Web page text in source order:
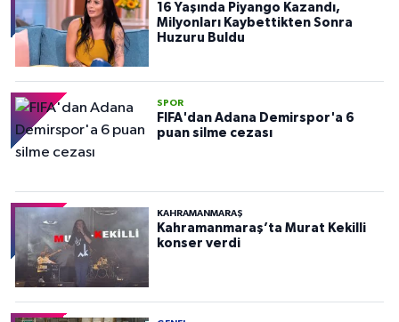
16 Yaşında Piyango Kazandı,
Milyonları Kaybettikten Sonra
Huzuru Buldu
SPOR
FIFA'dan Adana Demirspor'a 6
puan silme cezası
KAHRAMANMARAŞ
Kahramanmaraş’ta Murat Kekilli
konser verdi